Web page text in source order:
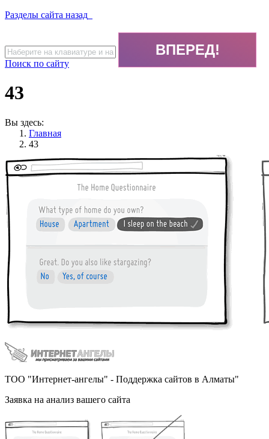
Разделы сайта назад
Поиск по сайту
43
Вы здесь:
Главная
43
ТОО "Интернет-ангелы" - Поддержка сайтов в Алматы"
Заявка на анализ вашего сайта